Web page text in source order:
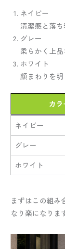
ネイビー
清潔感と落ち
グレー
柔らかく上品
ホワイト
顔まわりを明
カラ
ネイビー
グレー
ホワイト
まずはこの組み
なり楽になりま